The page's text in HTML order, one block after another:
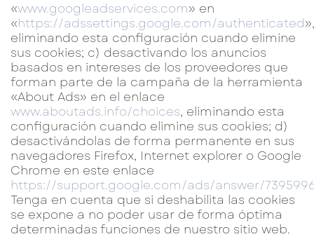
«www.googleadservices.com» en
«https://adssettings.google.com/authenticated»,
eliminando esta configuración cuando elimine
sus cookies; c) desactivando los anuncios
basados en intereses de los proveedores que
forman parte de la campaña de la herramienta
«About Ads» en el enlace
www.aboutads.info/choices, eliminando esta
configuración cuando elimine sus cookies; d)
desactivándolas de forma permanente en sus
navegadores Firefox, Internet explorer o Google
Chrome en este enlace
https://support.google.com/ads/answer/
Tenga en cuenta que si deshabilita las cookies
se expone a no poder usar de forma óptima
determinadas funciones de nuestro sitio web.